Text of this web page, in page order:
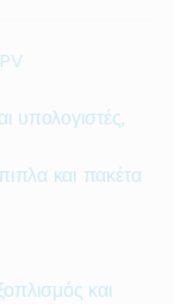
υπολογιστές,
και πακέτα
και